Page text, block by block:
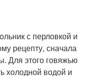
с перловкой и
рецепту, сначала
Для этого говяжью
холодной водой и